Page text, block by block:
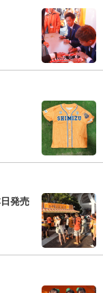
発売